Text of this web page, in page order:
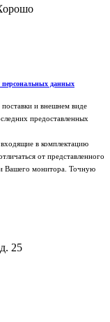
персональных данных
и внешнем виде
предоставленных
в комплектацию
от представленного
Вашего монитора. Точную
25